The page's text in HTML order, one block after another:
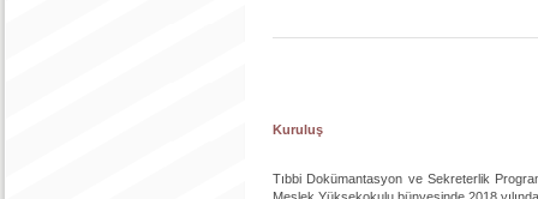
Kuruluş
Tıbbi Dokümantasyon ve Sekreterlik